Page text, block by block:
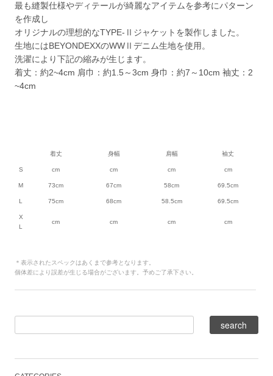
最も縫製仕様やディテールが綺麗なアイテムを参考にパターン
を作成し
オリジナルの理想的なTYPE-Ⅱジャケットを製作しました。
生地にはBEYONDEXXのWWⅡデニム生地を使用。
洗濯により下記の縮みが生じます。
着丈：約2~4cm 肩巾：約1.5～3cm 身巾：約7～10cm 袖丈：2
~4cm
着丈 身幅 肩幅 袖丈
S cm cm cm cm
M 73cm 67cm 58cm 69.5cm
L 75cm 68cm 58.5cm 69.5cm
X
L
cm cm cm cm
＊表示されたスペックはあくまで参考となります。
個体差により誤差が生じる場合がございます。予めご了承下さい。